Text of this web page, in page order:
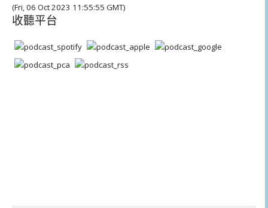
(Fri, 06 Oct 2023 11:55:55 GMT)
收聽平台